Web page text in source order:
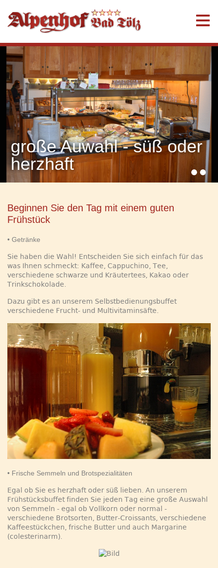
große Auwahl - süß oder
herzhaft
Beginnen Sie den Tag mit einem guten
Frühstück
• Getränke
Sie haben die Wahl! Entscheiden Sie sich einfach für das
was Ihnen schmeckt: Kaffee, Cappuchino, Tee,
verschiedene schwarze und Kräutertees, Kakao oder
Trinkschokolade.
Dazu gibt es an unserem Selbstbedienungsbuffet
verschiedene Frucht- und Multivitaminsäfte.
• Frische Semmeln und Brotspezialitäten
Egal ob Sie es herzhaft oder süß lieben. An unserem
Frühstücksbuffet finden Sie jeden Tag eine große Auswahl
von Semmeln - egal ob Vollkorn oder normal -
verschiedene Brotsorten, Butter-Croissants, verschiedene
Kaffeestückchen, frische Butter und auch Margarine
(colesterinarm).